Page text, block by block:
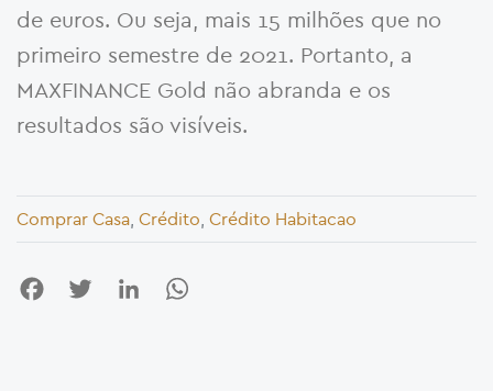
de euros. Ou seja, mais 15 milhões que no
primeiro semestre de 2021. Portanto, a
MAXFINANCE Gold não abranda e os
resultados são visíveis.
Comprar Casa, Crédito, Crédito Habitacao
FacebookTwitter LinkedIn